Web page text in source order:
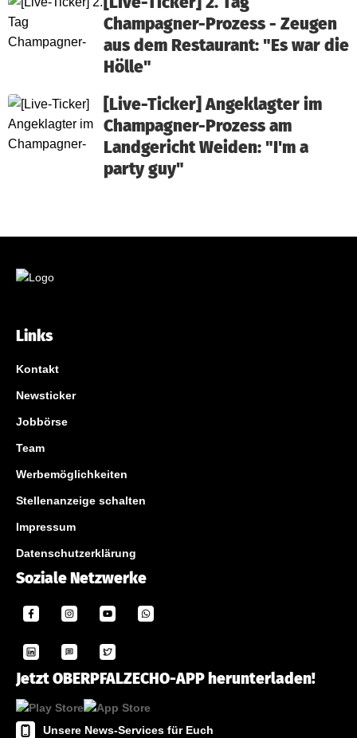
Champagner-Prozess - Zeugen
aus dem Restaurant: "Es war die
Hölle"
[Live-Ticker] Angeklagter im
Champagner-Prozess am
Landgericht Weiden: "I'm a
party guy"
Links
Kontakt
Newsticker
Jobbörse
Team
Werbemöglichkeiten
Stellenanzeige schalten
Impressum
Datenschutzerklärung
Soziale Netzwerke
Jetzt OBERPFALZECHO-APP herunterladen!
Unsere News-Services für Euch